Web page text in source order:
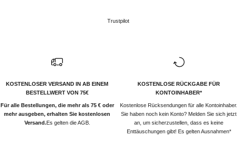
Trustpilot
KOSTENLOSER VERSAND IN AB EINEM
BESTELLWERT VON 75€
Für alle Bestellungen, die mehr als 75 € oder
mehr ausgeben, erhalten Sie kostenlosen
Versand.Es gelten die AGB.
KOSTENLOSE RÜCKGABE FÜR
KONTOINHABER*
Kostenlose Rücksendungen für alle Kontoinhaber.
Sie haben noch kein Konto? Melden Sie sich jetzt
an, um sicherzustellen, dass es keine
Enttäuschungen gibt! Es gelten Ausnahmen*